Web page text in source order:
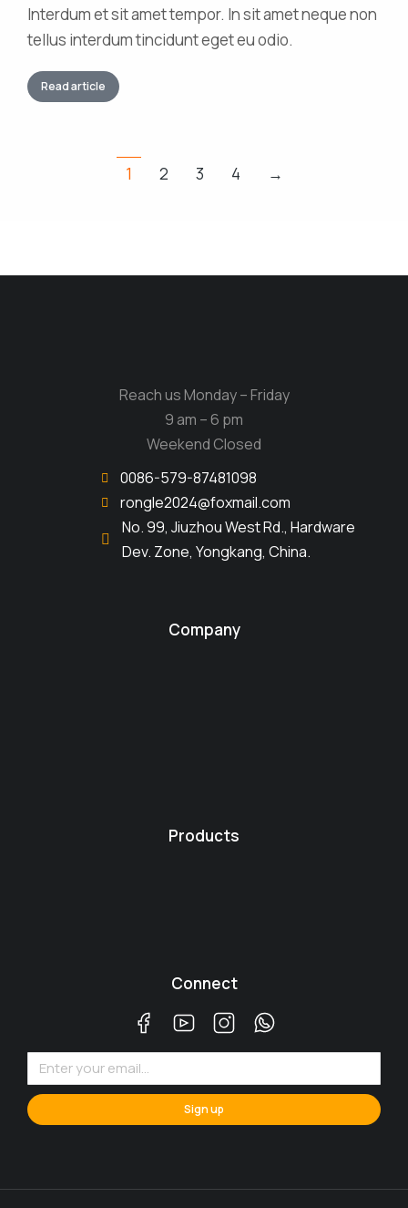
Interdum et sit amet tempor. In sit amet neque non
tellus interdum tincidunt eget eu odio.
Read article
1 2 3 4 →
Reach us Monday – Friday
9 am – 6 pm
Weekend Closed
0086-579-87481098
rongle2024@foxmail.com
No. 99, Jiuzhou West Rd., Hardware
Dev. Zone, Yongkang, China.
Company
Products
Connect
Sign up